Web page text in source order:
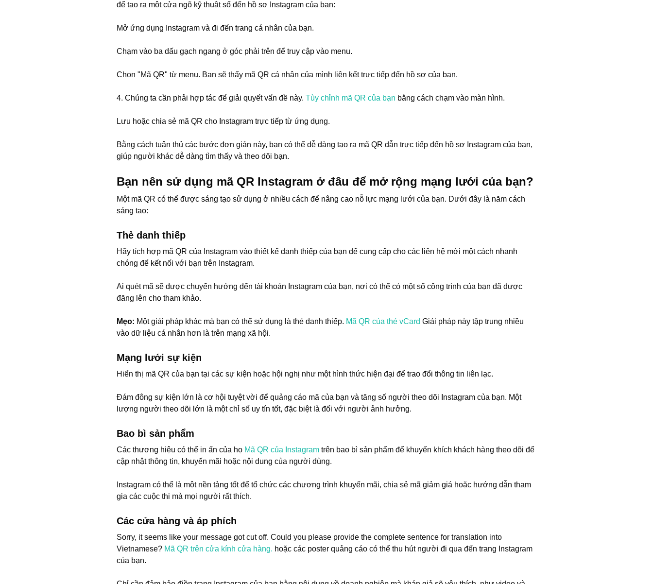
để tạo ra một cửa ngõ kỹ thuật số đến hồ sơ Instagram của bạn:
Mở ứng dụng Instagram và đi đến trang cá nhân của bạn.
Chạm vào ba dấu gạch ngang ở góc phải trên để truy cập vào menu.
Chọn "Mã QR" từ menu. Bạn sẽ thấy mã QR cá nhân của mình liên kết trực tiếp đến hồ sơ của bạn.
4. Chúng ta cần phải hợp tác để giải quyết vấn đề này. Tùy chỉnh mã QR của bạn bằng cách chạm vào màn hình.
Lưu hoặc chia sẻ mã QR cho Instagram trực tiếp từ ứng dụng.
Bằng cách tuân thủ các bước đơn giản này, bạn có thể dễ dàng tạo ra mã QR dẫn trực tiếp đến hồ sơ Instagram của bạn,
giúp người khác dễ dàng tìm thấy và theo dõi bạn.
Bạn nên sử dụng mã QR Instagram ở đâu để mở rộng mạng lưới của bạn?
Một mã QR có thể được sáng tạo sử dụng ở nhiều cách để nâng cao nỗ lực mạng lưới của bạn. Dưới đây là năm cách
sáng tạo:
Thẻ danh thiếp
Hãy tích hợp mã QR của Instagram vào thiết kế danh thiếp của bạn để cung cấp cho các liên hệ mới một cách nhanh
chóng để kết nối với bạn trên Instagram.
Ai quét mã sẽ được chuyển hướng đến tài khoản Instagram của bạn, nơi có thể có một số công trình của bạn đã được
đăng lên cho tham khảo.
Mẹo: Một giải pháp khác mà bạn có thể sử dụng là thẻ danh thiếp. Mã QR của thẻ vCard Giải pháp này tập trung nhiều
vào dữ liệu cá nhân hơn là trên mạng xã hội.
Mạng lưới sự kiện
Hiển thị mã QR của bạn tại các sự kiện hoặc hội nghị như một hình thức hiện đại để trao đổi thông tin liên lạc.
Đám đông sự kiện lớn là cơ hội tuyệt vời để quảng cáo mã của bạn và tăng số người theo dõi Instagram của bạn. Một
lượng người theo dõi lớn là một chỉ số uy tín tốt, đặc biệt là đối với người ảnh hưởng.
Bao bì sản phẩm
Các thương hiệu có thể in ấn của họ Mã QR của Instagram trên bao bì sản phẩm để khuyến khích khách hàng theo dõi để
cập nhật thông tin, khuyến mãi hoặc nội dung của người dùng.
Instagram có thể là một nền tảng tốt để tổ chức các chương trình khuyến mãi, chia sẻ mã giảm giá hoặc hướng dẫn tham
gia các cuộc thi mà mọi người rất thích.
Các cửa hàng và áp phích
Sorry, it seems like your message got cut off. Could you please provide the complete sentence for translation into
Vietnamese? Mã QR trên cửa kính cửa hàng. hoặc các poster quảng cáo có thể thu hút người đi qua đến trang Instagram
của bạn.